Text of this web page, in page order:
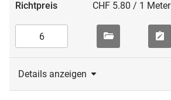
CHF 5.80 / 1 Meter
Details anzeigen